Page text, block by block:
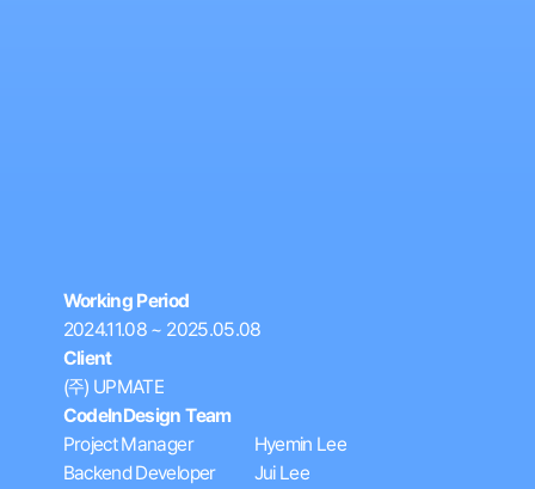
Working Period
2024.11.08 ~ 2025.05.08
Client
(주) UPMATE
CodeInDesign Team
Project Manager
Hyemin Lee
Backend Developer
Jui Lee